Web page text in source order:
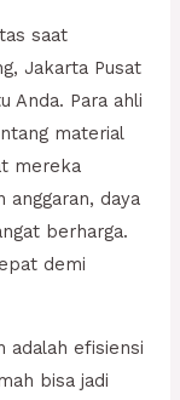
saat
Jakarta Pusat
Anda. Para ahli
material
mereka
daya
berharga.
demi
adalah efisiensi
bisa jadi